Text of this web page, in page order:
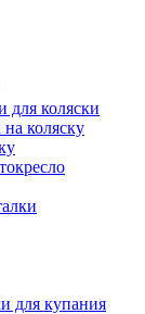
для коляски
коляску
для купания